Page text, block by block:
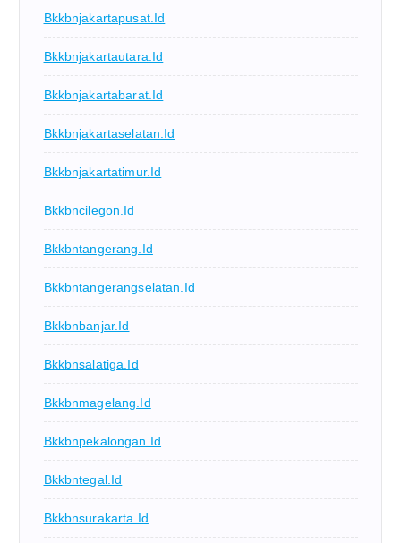
Bkkbnjakartapusat.id
Bkkbnjakartautara.id
Bkkbnjakartabarat.id
Bkkbnjakartaselatan.id
Bkkbnjakartatimur.id
Bkkbncilegon.id
Bkkbntangerang.id
Bkkbntangerangselatan.id
Bkkbnbanjar.id
Bkkbnsalatiga.id
Bkkbnmagelang.id
Bkkbnpekalongan.id
Bkkbntegal.id
Bkkbnsurakarta.id